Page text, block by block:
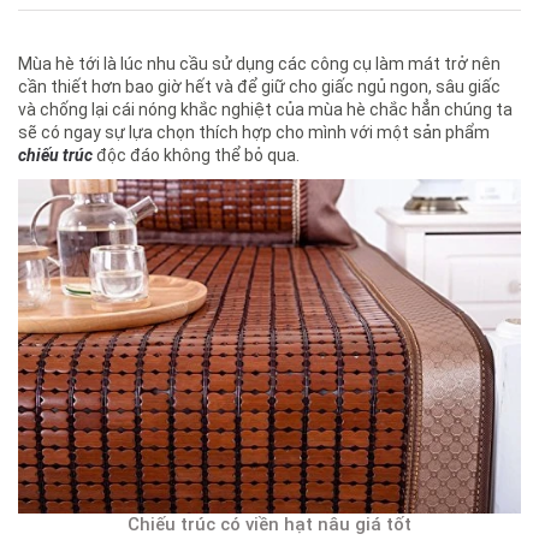
Mùa hè tới là lúc nhu cầu sử dụng các công cụ làm mát trở nên
cần thiết hơn bao giờ hết và để giữ cho giấc ngủ ngon, sâu giấc
và chống lại cái nóng khắc nghiệt của mùa hè chắc hẳn chúng ta
sẽ có ngay sự lựa chọn thích hợp cho mình với một sản phẩm
chiếu trúcđộc đáo không thể bỏ qua.
Chiếu trúc có viền hạt nâu giá tốt